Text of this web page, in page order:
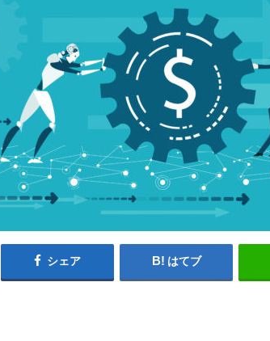
シェア はてブ